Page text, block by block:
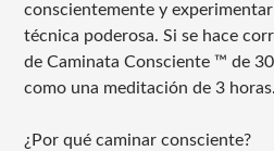
conscientemente y
técnica poderosa. Si se hace
de Caminata Consciente ™ de
como una meditación de 3 horas.
¿Por qué caminar consciente?